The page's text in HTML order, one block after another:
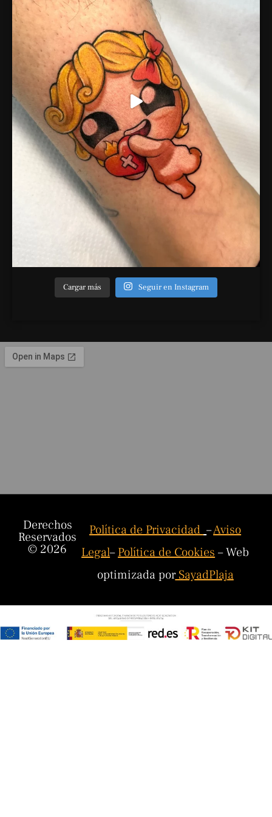
Cargar más Seguir en Instagram
Derechos
Reservados
© 2026
Política de Privacidad–Aviso
Legal–Política de Cookies– Web
optimizada porSayadPlaja